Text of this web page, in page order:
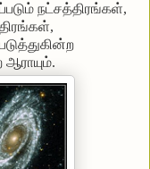
நட்சத்திரங்கள்,
,
ஆராயும்.